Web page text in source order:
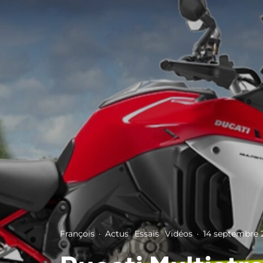
François · Actus Essais Vidéos · 14 septembre